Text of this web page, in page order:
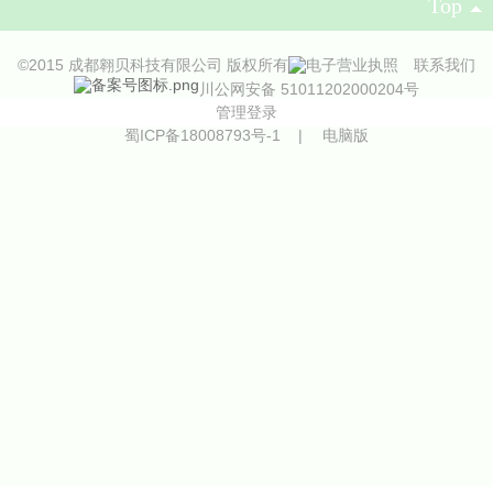
Top
©2015 成都翱贝科技有限公司 版权所有
联系我们
川公网安备 51011202000204号
管理登录
蜀ICP备18008793号-1
| 电脑版